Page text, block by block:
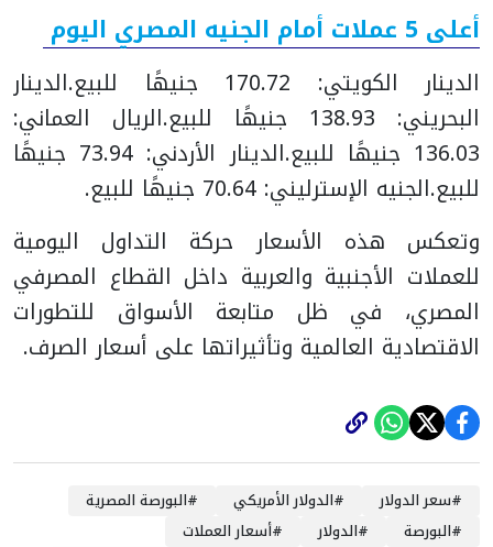
أعلى 5 عملات أمام الجنيه المصري اليوم
الدينار الكويتي: 170.72 جنيهًا للبيع.
الدينار
البحريني: 138.93 جنيهًا للبيع.
الريال العماني:
136.03 جنيهًا للبيع.
الدينار الأردني: 73.94 جنيهًا
للبيع.الجنيه الإسترليني: 70.64 جنيهًا للبيع.
وتعكس هذه الأسعار حركة التداول اليومية
للعملات الأجنبية والعربية داخل القطاع المصرفي
المصري، في ظل متابعة الأسواق للتطورات
الاقتصادية العالمية وتأثيراتها على أسعار الصرف.
#سعر الدولار #الدولار الأمريكي #البورصة المصرية
#البورصة #الدولار #أسعار العملات